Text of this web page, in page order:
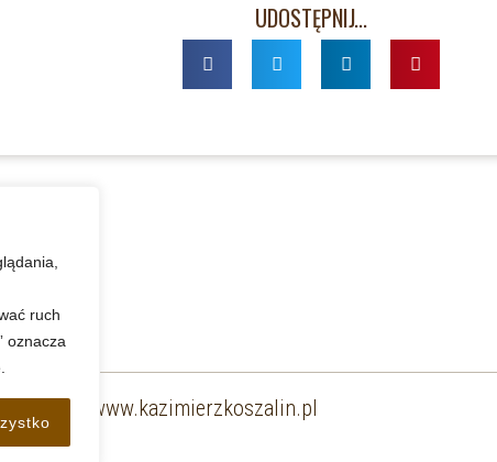
ruch
oznacza
UDOSTĘPNIJ...
www.kazimierzkoszalin.pl